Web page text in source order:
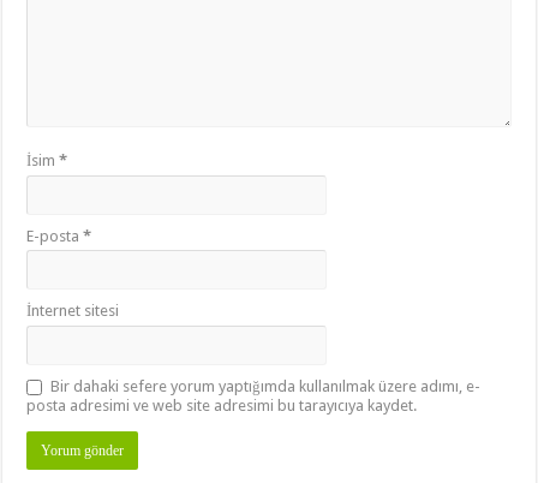
İsim*
E-posta*
İnternet sitesi
Bir dahaki sefere yorum yaptığımda kullanılmak üzere adımı, e-
posta adresimi ve web site adresimi bu tarayıcıya kaydet.